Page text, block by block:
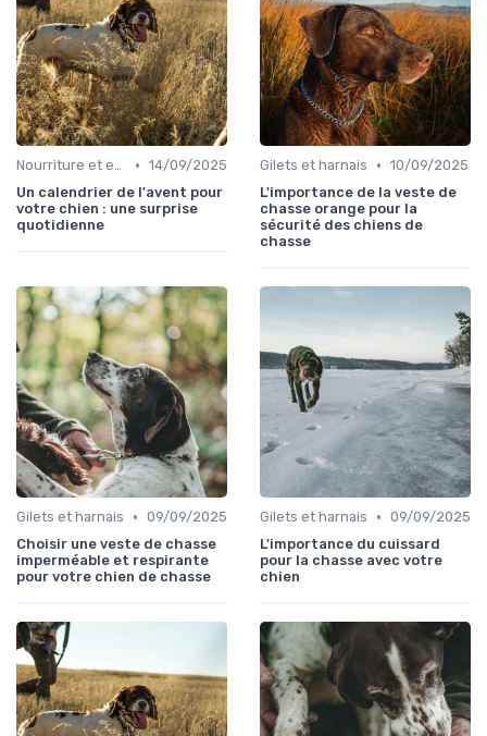
Nourriture et eau en déplacement • 14/09/2025
Un calendrier de l'avent pour
votre chien : une surprise
quotidienne
Gilets et harnais • 10/09/2025
L'importance de la veste de
chasse orange pour la
sécurité des chiens de
chasse
Gilets et harnais • 09/09/2025
Choisir une veste de chasse
imperméable et respirante
pour votre chien de chasse
Gilets et harnais • 09/09/2025
L'importance du cuissard
pour la chasse avec votre
chien